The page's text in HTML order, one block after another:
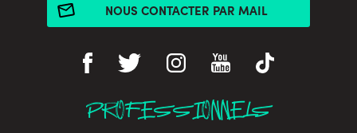
NOUS CONTACTER PAR MAIL
PROFESSIONNELS